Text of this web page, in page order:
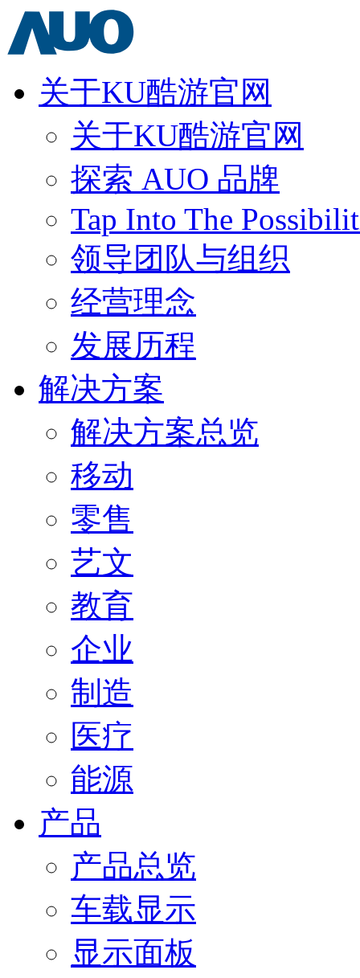
关于KU酷游官网
关于KU酷游官网
探索 AUO 品牌
Tap Into The
领导团队与组织
经营理念
发展历程
解决方案
解决方案总览
移动
零售
艺文
教育
企业
制造
医疗
能源
产品
产品总览
车载显示
显示面板